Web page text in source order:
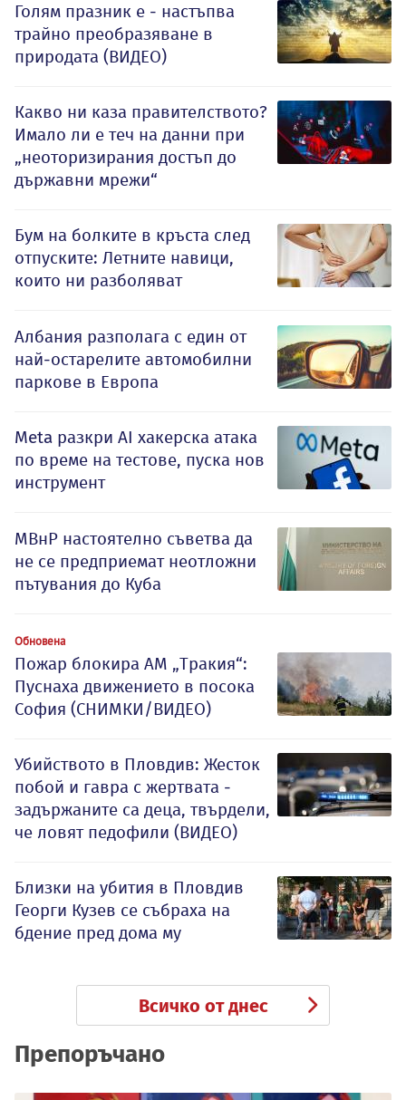
Голям празник е - настъпва
трайно преобразяване в
природата (ВИДЕО)
Какво ни каза правителството?
Имало ли е теч на данни при
„неоторизирания достъп до
държавни мрежи“
Бум на болките в кръста след
отпуските: Летните навици,
които ни разболяват
Албания разполага с един от
най-остарелите автомобилни
паркове в Европа
Meta разкри AI хакерска атака
по време на тестове, пуска нов
инструмент
МВнР настоятелно съветва да
не се предприемат неотложни
пътувания до Куба
Обновена
Пожар блокира АМ „Тракия“:
Пуснаха движението в посока
София (СНИМКИ/ВИДЕО)
Убийството в Пловдив: Жесток
побой и гавра с жертвата -
задържаните са деца, твърдели,
че ловят педофили (ВИДЕО)
Близки на убития в Пловдив
Георги Кузев се събраха на
бдение пред дома му
Всичко от днес
Препоръчано